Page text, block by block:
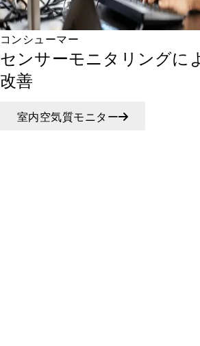
コンシューマー
センサーモニタリングに
改善
室内空気質モニター